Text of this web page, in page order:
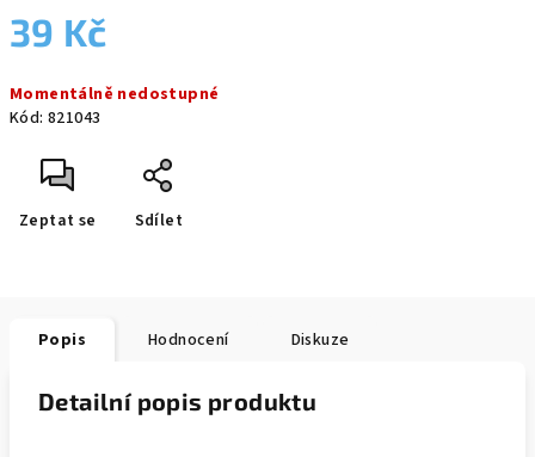
39 Kč
cena:
Momentálně nedostupné
Kód: 821043
Zeptat se Sdílet
Popis Hodnocení Diskuze
Detailní popis produktu